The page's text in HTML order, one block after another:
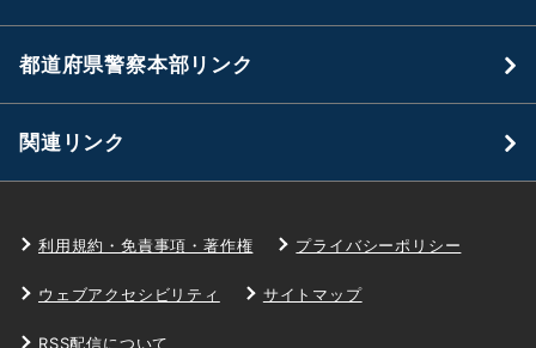
都道府県警察本部リンク
関連リンク
利用規約・免責事項・著作権 プライバシーポリシー
ウェブアクセシビリティ サイトマップ
RSS配信について